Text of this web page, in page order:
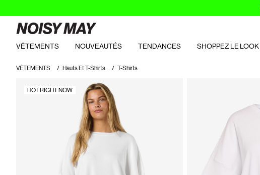
VÊTEMENTS NOUVEAUTÉS TENDANCES SHOPPEZ LE LOOK
VÊTEMENTS Hauts Et T-Shirts T-Shirts
HOT RIGHT NOW